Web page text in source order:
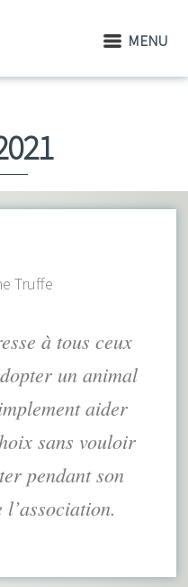
MENU
Truffe
à tous ceux
un animal
aider
sans vouloir
pendant son